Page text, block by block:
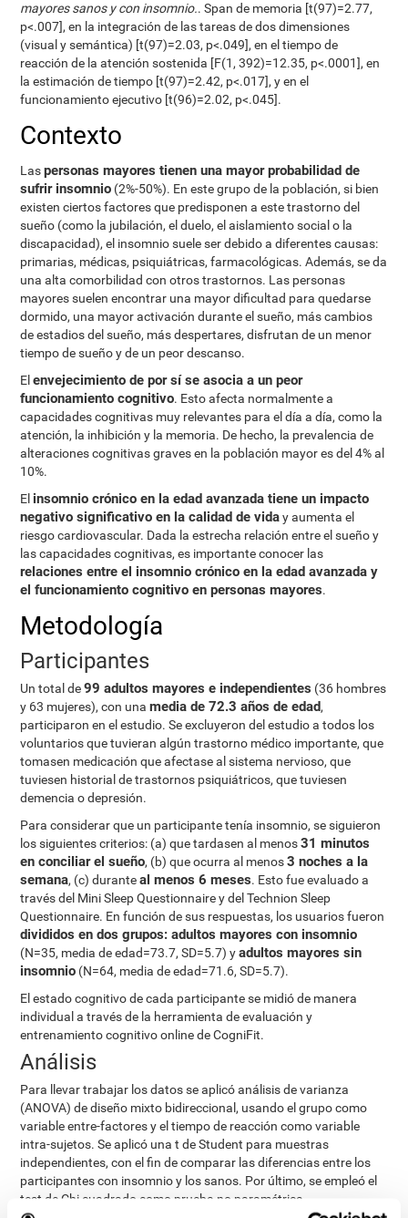
mayores sanos y con insomnio.. Span de memoria [t(97)=2.77,
p<.007], en la integración de las tareas de dos dimensiones
(visual y semántica) [t(97)=2.03, p<.049], en el tiempo de
reacción de la atención sostenida [F(1, 392)=12.35, p<.0001], en
la estimación de tiempo [t(97)=2.42, p<.017], y en el
funcionamiento ejecutivo [t(96)=2.02, p<.045].
Contexto
Laspersonas mayores tienen una mayor probabilidad de
sufrir insomnio (2%-50%). En este grupo de la población, si bien
existen ciertos factores que predisponen a este trastorno del
sueño (como la jubilación, el duelo, el aislamiento social o la
discapacidad), el insomnio suele ser debido a diferentes causas:
primarias, médicas, psiquiátricas, farmacológicas. Además, se da
una alta comorbilidad con otros trastornos. Las personas
mayores suelen encontrar una mayor dificultad para quedarse
dormido, una mayor activación durante el sueño, más cambios
de estadios del sueño, más despertares, disfrutan de un menor
tiempo de sueño y de un peor descanso.
Elenvejecimiento de por sí se asocia a un peor
funcionamiento cognitivo. Esto afecta normalmente a
capacidades cognitivas muy relevantes para el día a día, como la
atención, la inhibición y la memoria. De hecho, la prevalencia de
alteraciones cognitivas graves en la población mayor es del 4% al
10%.
El insomnio crónico en la edad avanzada tiene un impacto
negativo significativo en la calidad de viday aumenta el
riesgo cardiovascular. Dada la estrecha relación entre el sueño y
las capacidades cognitivas, es importante conocer las
relaciones entre el insomnio crónico en la edad avanzada y
el funcionamiento cognitivo en personas mayores.
Metodología
Participantes
Un total de99 adultos mayores e independientes (36 hombres
y 63 mujeres), con unamedia de 72.3 años de edad,
participaron en el estudio. Se excluyeron del estudio a todos los
voluntarios que tuvieran algún trastorno médico importante, que
tomasen medicación que afectase al sistema nervioso, que
tuviesen historial de trastornos psiquiátricos, que tuviesen
demencia o depresión.
Para considerar que un participante tenía insomnio, se siguieron
los siguientes criterios: (a) que tardasen al menos31 minutos
en conciliar el sueño, (b) que ocurra al menos3 noches a la
semana, (c) duranteal menos 6 meses. Esto fue evaluado a
través del Mini Sleep Questionnaire y del Technion Sleep
Questionnaire. En función de sus respuestas, los usuarios fueron
divididos en dos grupos: adultos mayores con insomnio
(N=35, media de edad=73.7, SD=5.7) yadultos mayores sin
insomnio (N=64, media de edad=71.6, SD=5.7).
El estado cognitivo de cada participante se midió de manera
individual a través de la herramienta de evaluación y
entrenamiento cognitivo online de CogniFit.
Análisis
Para llevar trabajar los datos se aplicó análisis de varianza
(ANOVA) de diseño mixto bidireccional, usando el grupo como
variable entre-factores y el tiempo de reacción como variable
intra-sujetos. Se aplicó una t de Student para muestras
independientes, con el fin de comparar las diferencias entre los
participantes con insomnio y los sanos. Por último, se empleó el
test de Chi cuadrado como prueba no paramétrica.